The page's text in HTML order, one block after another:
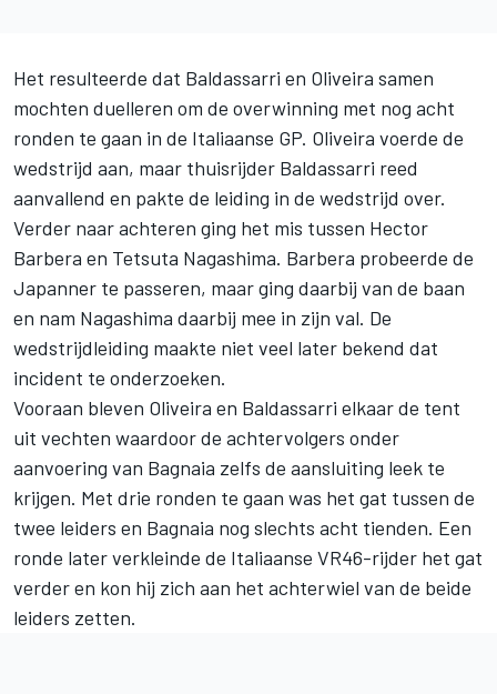
Het resulteerde dat Baldassarri en Oliveira samen
mochten duelleren om de overwinning met nog acht
ronden te gaan in de Italiaanse GP. Oliveira voerde de
wedstrijd aan, maar thuisrijder Baldassarri reed
aanvallend en pakte de leiding in de wedstrijd over.
Verder naar achteren ging het mis tussen Hector
Barbera en Tetsuta Nagashima. Barbera probeerde de
Japanner te passeren, maar ging daarbij van de baan
en nam Nagashima daarbij mee in zijn val. De
wedstrijdleiding maakte niet veel later bekend dat
incident te onderzoeken.
Vooraan bleven Oliveira en Baldassarri elkaar de tent
uit vechten waardoor de achtervolgers onder
aanvoering van Bagnaia zelfs de aansluiting leek te
krijgen. Met drie ronden te gaan was het gat tussen de
twee leiders en Bagnaia nog slechts acht tienden. Een
ronde later verkleinde de Italiaanse VR46-rijder het gat
verder en kon hij zich aan het achterwiel van de beide
leiders zetten.